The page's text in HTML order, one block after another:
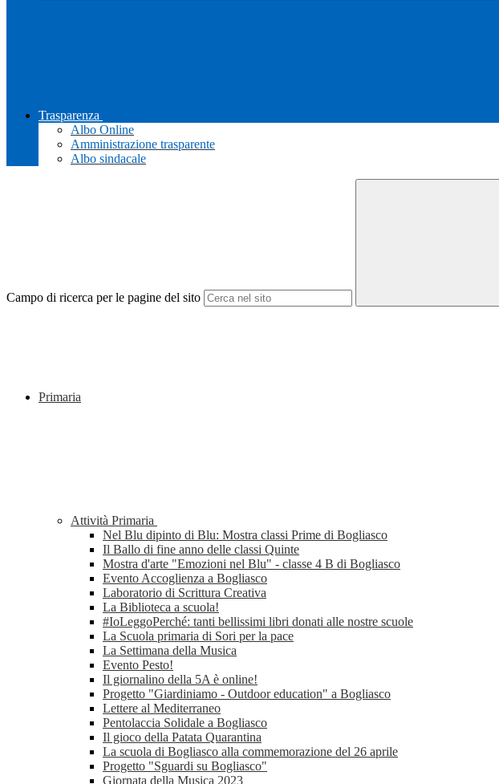
Trasparenza
Albo Online
Amministrazione trasparente
Albo sindacale
Campo di ricerca per le pagine del sito
Primaria
Attività Primaria
Nel Blu dipinto di Blu: Mostra classi Prime di Bogliasco
Il Ballo di fine anno delle classi Quinte
Mostra d'arte "Emozioni nel Blu" - classe 4 B di Bogliasco
Evento Accoglienza a Bogliasco
Laboratorio di Scrittura Creativa
La Biblioteca a scuola!
#IoLeggoPerché: tanti bellissimi libri donati alle nostre scuole
La Scuola primaria di Sori per la pace
La Settimana della Musica
Evento Pesto!
Il giornalino della 5A è online!
Progetto "Giardiniamo - Outdoor education" a Bogliasco
Lettere al Mediterraneo
Pentolaccia Solidale a Bogliasco
Il gioco della Patata Quarantina
La scuola di Bogliasco alla commemorazione del 26 aprile
Progetto "Sguardi su Bogliasco"
Giornata della Musica 2023